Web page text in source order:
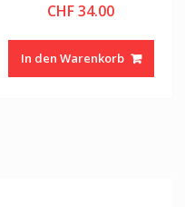
CHF34.00
In den Warenkorb